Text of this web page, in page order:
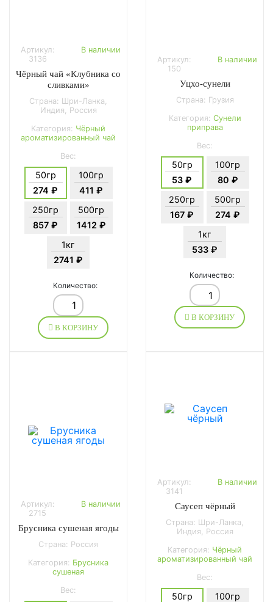
Артикул:
3136
В наличии
Чёрный чай «Клубника со
сливками»
Страна: Шри-Ланка,
Индия, Россия
Категория: Чёрный
ароматизированный чай
Вес:
50гр
274 ₽
100гр
411 ₽
250гр
857 ₽
500гр
1412 ₽
1кг
2741 ₽
Количество:
В КОРЗИНУ
Артикул:
150
В наличии
Уцхо-сунели
Страна: Грузия
Категория: Сунели
приправа
Вес:
50гр
53 ₽
100гр
80 ₽
250гр
167 ₽
500гр
274 ₽
1кг
533 ₽
Количество:
В КОРЗИНУ
Артикул:
2715
В наличии
Брусника сушеная ягоды
Страна: Россия
Категория: Брусника
сушеная
Вес:
Артикул:
3141
В наличии
Саусеп чёрный
Страна: Шри-Ланка,
Индия, Россия
Категория: Чёрный
ароматизированный чай
Вес:
50гр
100гр